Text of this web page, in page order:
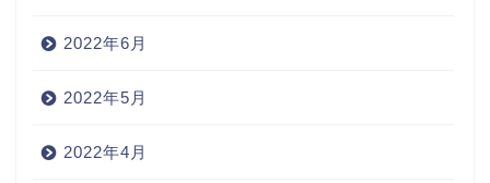
2022年6月
2022年5月
2022年4月